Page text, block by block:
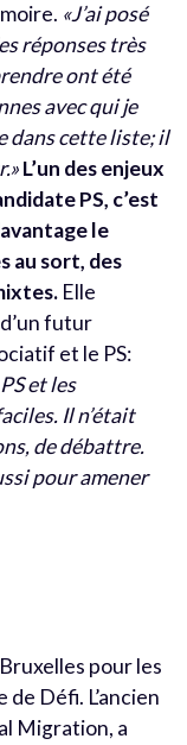
«J’ai posé
réponses très
ont été
avec qui je
dans cette liste; il
L’un des enjeux
PS, c’est
le
au sort, des
Elle
futur
et le PS:
et les
Il n’était
de débattre.
pour amener
pour les
Défi. L’ancien
Migration, a